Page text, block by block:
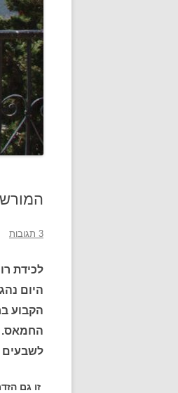
3 תגובות
לכידת
היום
הקבוע
החמאס.
לשבעים
זו גם